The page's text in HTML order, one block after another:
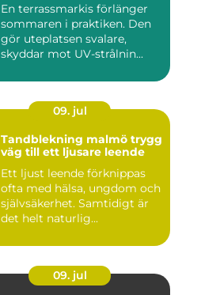
En terrassmarkis förlänger
sommaren i praktiken. Den
gör uteplatsen svalare,
skyddar mot UV-strålnin...
09. jul
Tandblekning malmö trygg
väg till ett ljusare leende
Ett ljust leende förknippas
ofta med hälsa, ungdom och
självsäkerhet. Samtidigt är
det helt naturlig...
09. jul